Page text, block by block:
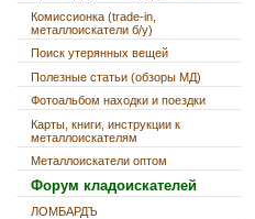
Комиссионка (trade-in,
металлоискатели б/у)
Поиск утерянных вещей
Полезные статьи (обзоры МД)
Фотоальбом находки и поездки
Карты, книги, инструкции к
металлоискателям
Металлоискатели оптом
Форум кладоискателей
ЛОМБАРДЪ